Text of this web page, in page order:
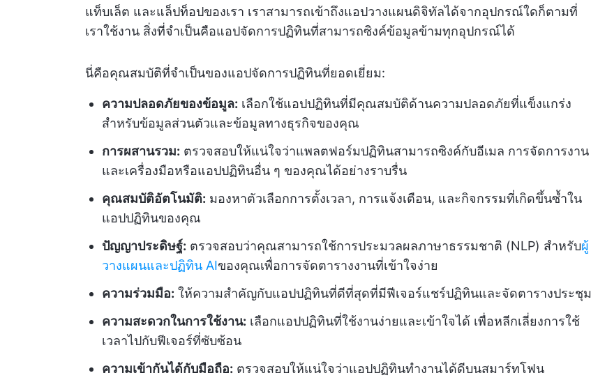
แท็บเล็ต และแล็ปท็อปของเรา เราสามารถเข้าถึงแอปวางแผนดิจิทัลได้จากอุปกรณ์ใดก็ตามที่
เราใช้งาน สิ่งที่จำเป็นคือแอปจัดการปฏิทินที่สามารถซิงค์ข้อมูลข้ามทุกอุปกรณ์ได้
นี่คือคุณสมบัติที่จำเป็นของแอปจัดการปฏิทินที่ยอดเยี่ยม:
ความปลอดภัยของข้อมูล: เลือกใช้แอปปฏิทินที่มีคุณสมบัติด้านความปลอดภัยที่แข็งแกร่ง
สำหรับข้อมูลส่วนตัวและข้อมูลทางธุรกิจของคุณ
การผสานรวม: ตรวจสอบให้แน่ใจว่าแพลตฟอร์มปฏิทินสามารถซิงค์กับอีเมล การจัดการงาน
และเครื่องมือหรือแอปปฏิทินอื่น ๆ ของคุณได้อย่างราบรื่น
คุณสมบัติอัตโนมัติ: มองหาตัวเลือกการตั้งเวลา, การแจ้งเตือน, และกิจกรรมที่เกิดขึ้นซ้ำใน
แอปปฏิทินของคุณ
ปัญญาประดิษฐ์: ตรวจสอบว่าคุณสามารถใช้การประมวลผลภาษาธรรมชาติ (NLP) สำหรับผู้
วางแผนและปฏิทิน AIของคุณเพื่อการจัดตารางงานที่เข้าใจง่าย
ความร่วมมือ: ให้ความสำคัญกับแอปปฏิทินที่ดีที่สุดที่มีฟีเจอร์แชร์ปฏิทินและจัดตารางประชุม
ความสะดวกในการใช้งาน: เลือกแอปปฏิทินที่ใช้งานง่ายและเข้าใจได้ เพื่อหลีกเลี่ยงการใช้
เวลาไปกับฟีเจอร์ที่ซับซ้อน
ความเข้ากันได้กับมือถือ: ตรวจสอบให้แน่ใจว่าแอปปฏิทินทำงานได้ดีบนสมาร์ทโฟน